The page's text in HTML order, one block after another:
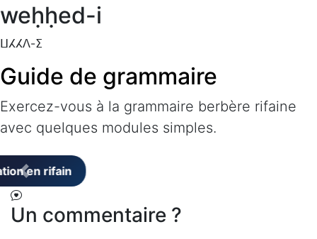
weḥḥed-i
ⵡⵃⵃⴷ-ⵉ
Guide de grammaire
Exercez-vous à la grammaire berbère rifaine
avec quelques modules simples.
Un commentaire ?